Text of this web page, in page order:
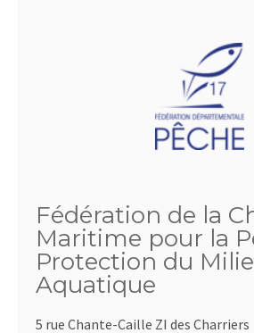
Fédération de la
Maritime pour la
Protection du
Aquatique
5 rue Chante-Caille ZI des Charriers